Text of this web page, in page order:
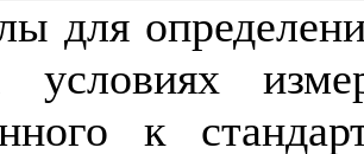
для
условиях
к